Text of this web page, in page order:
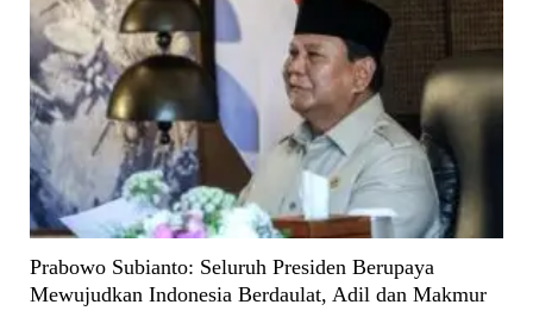
Prabowo Subianto: Seluruh Presiden Berupaya
Mewujudkan Indonesia Berdaulat, Adil dan Makmur